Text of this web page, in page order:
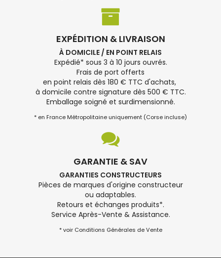
EXPÉDITION & LIVRAISON
À DOMICILE / EN POINT RELAIS
Expédié* sous 3 à 10 jours ouvrés.
Frais de port offerts
en point relais dès 180 € TTC d'achats,
à domicile contre signature dès 500 € TTC.
Emballage soigné et surdimensionné.
* en France Métropolitaine uniquement (Corse incluse)
GARANTIE & SAV
GARANTIES CONSTRUCTEURS
Pièces de marques d'origine constructeur
ou adaptables.
Retours et échanges produits*.
Service Après-Vente & Assistance.
* voir Conditions Générales de Vente